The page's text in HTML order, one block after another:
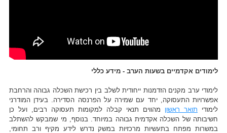
לימודים אקדמיים בשעות הערב - מידע כללי
לימודי ערב מקנים הזדמנות ייחודית לשלב בין רכישת השכלה גבוהה והרחבת
אפשרויות התעסוקה, יחד עם שמירה על הפרנסה הסדירה. בעידן המודרני
לימודי תואר ראשון מהווים תנאי קבלה למקומות תעסוקה רבים, ועל כן
חשיבותה של השכלה אקדמית גבוהה במיוחד. בנוסף, מי שמבקש להשתלב
במשרות מפתח בתעשיות מרכזיות במשק נדרש לידע מקיף ורב תחומי,